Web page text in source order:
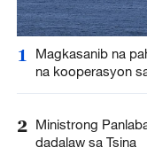
1
Magkasanib na
na kooperasyon
2 Ministrong
dadalaw sa Tsina